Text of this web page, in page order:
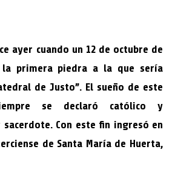
ayer cuando un 12 de octubre de
la primera piedra a la que sería
de Justo”. El sueño de este
se declaró católico y
Con este fin ingresó en
de Santa María de Huerta,